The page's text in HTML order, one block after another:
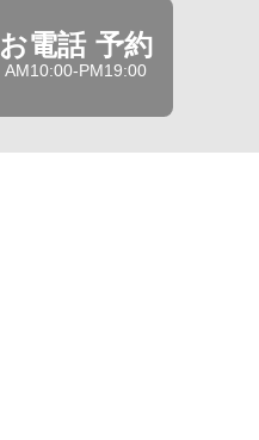
お電話 予約
AM10:00-PM19:00